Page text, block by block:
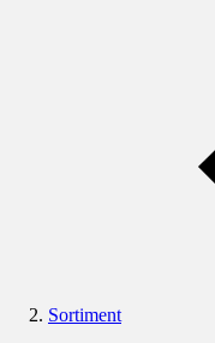
Sortiment